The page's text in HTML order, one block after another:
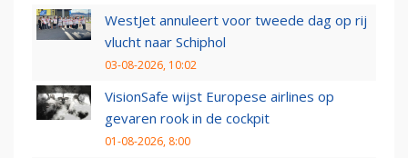
WestJet annuleert voor tweede dag op rij
vlucht naar Schiphol
03-08-2026, 10:02
VisionSafe wijst Europese airlines op
gevaren rook in de cockpit
01-08-2026, 8:00